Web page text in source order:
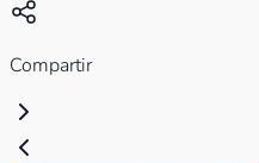
Compartir